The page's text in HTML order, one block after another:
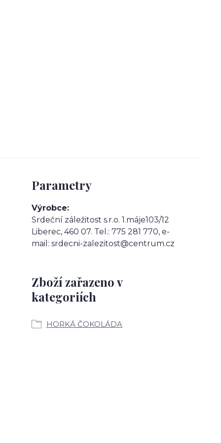
Parametry
Výrobce
Srdeční záležitost s.r.o. 1.máje103/12
Liberec, 460 07. Tel.: 775 281 770, e-
mail: srdecni-zalezitost@centrum.cz
Zboží zařazeno v
kategoriích
HORKÁ ČOKOLÁDA